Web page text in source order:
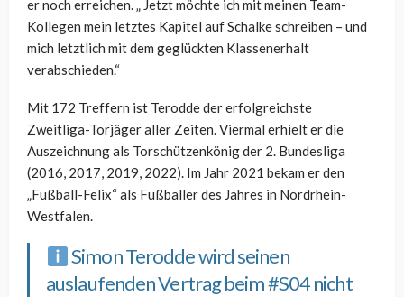
er noch erreichen. „ Jetzt möchte ich mit meinen Team-
Kollegen mein letztes Kapitel auf Schalke schreiben – und
mich letztlich mit dem geglückten Klassenerhalt
verabschieden.“
Mit 172 Treffern ist Terodde der erfolgreichste
Zweitliga-Torjäger aller Zeiten. Viermal erhielt er die
Auszeichnung als Torschützenkönig der 2. Bundesliga
(2016, 2017, 2019, 2022). Im Jahr 2021 bekam er den
„Fußball-Felix“ als Fußballer des Jahres in Nordrhein-
Westfalen.
Simon Terodde wird seinen
auslaufenden Vertrag beim#S04nicht